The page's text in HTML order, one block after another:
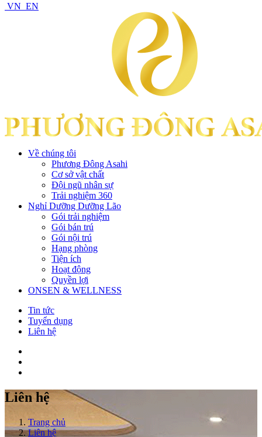
VN EN
Về chúng tôi
Phương Đông Asahi
Cơ sở vật chất
Đội ngũ nhân sự
Trải nghiệm 360
Nghỉ Dưỡng Dưỡng Lão
Gói trải nghiệm
Gói bán trú
Gói nội trú
Hạng phòng
Tiện ích
Hoạt động
Quyền lợi
ONSEN & WELLNESS
Tin tức
Tuyển dụng
Liên hệ
Liên hệ
Trang chủ
Liên hệ